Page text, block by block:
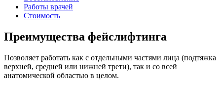
Работы врачей
Стоимость
Преимущества фейслифтинга
Позволяет работать как с отдельными частями лица (подтяжка
верхней, средней или нижней трети), так и со всей
анатомической областью в целом.